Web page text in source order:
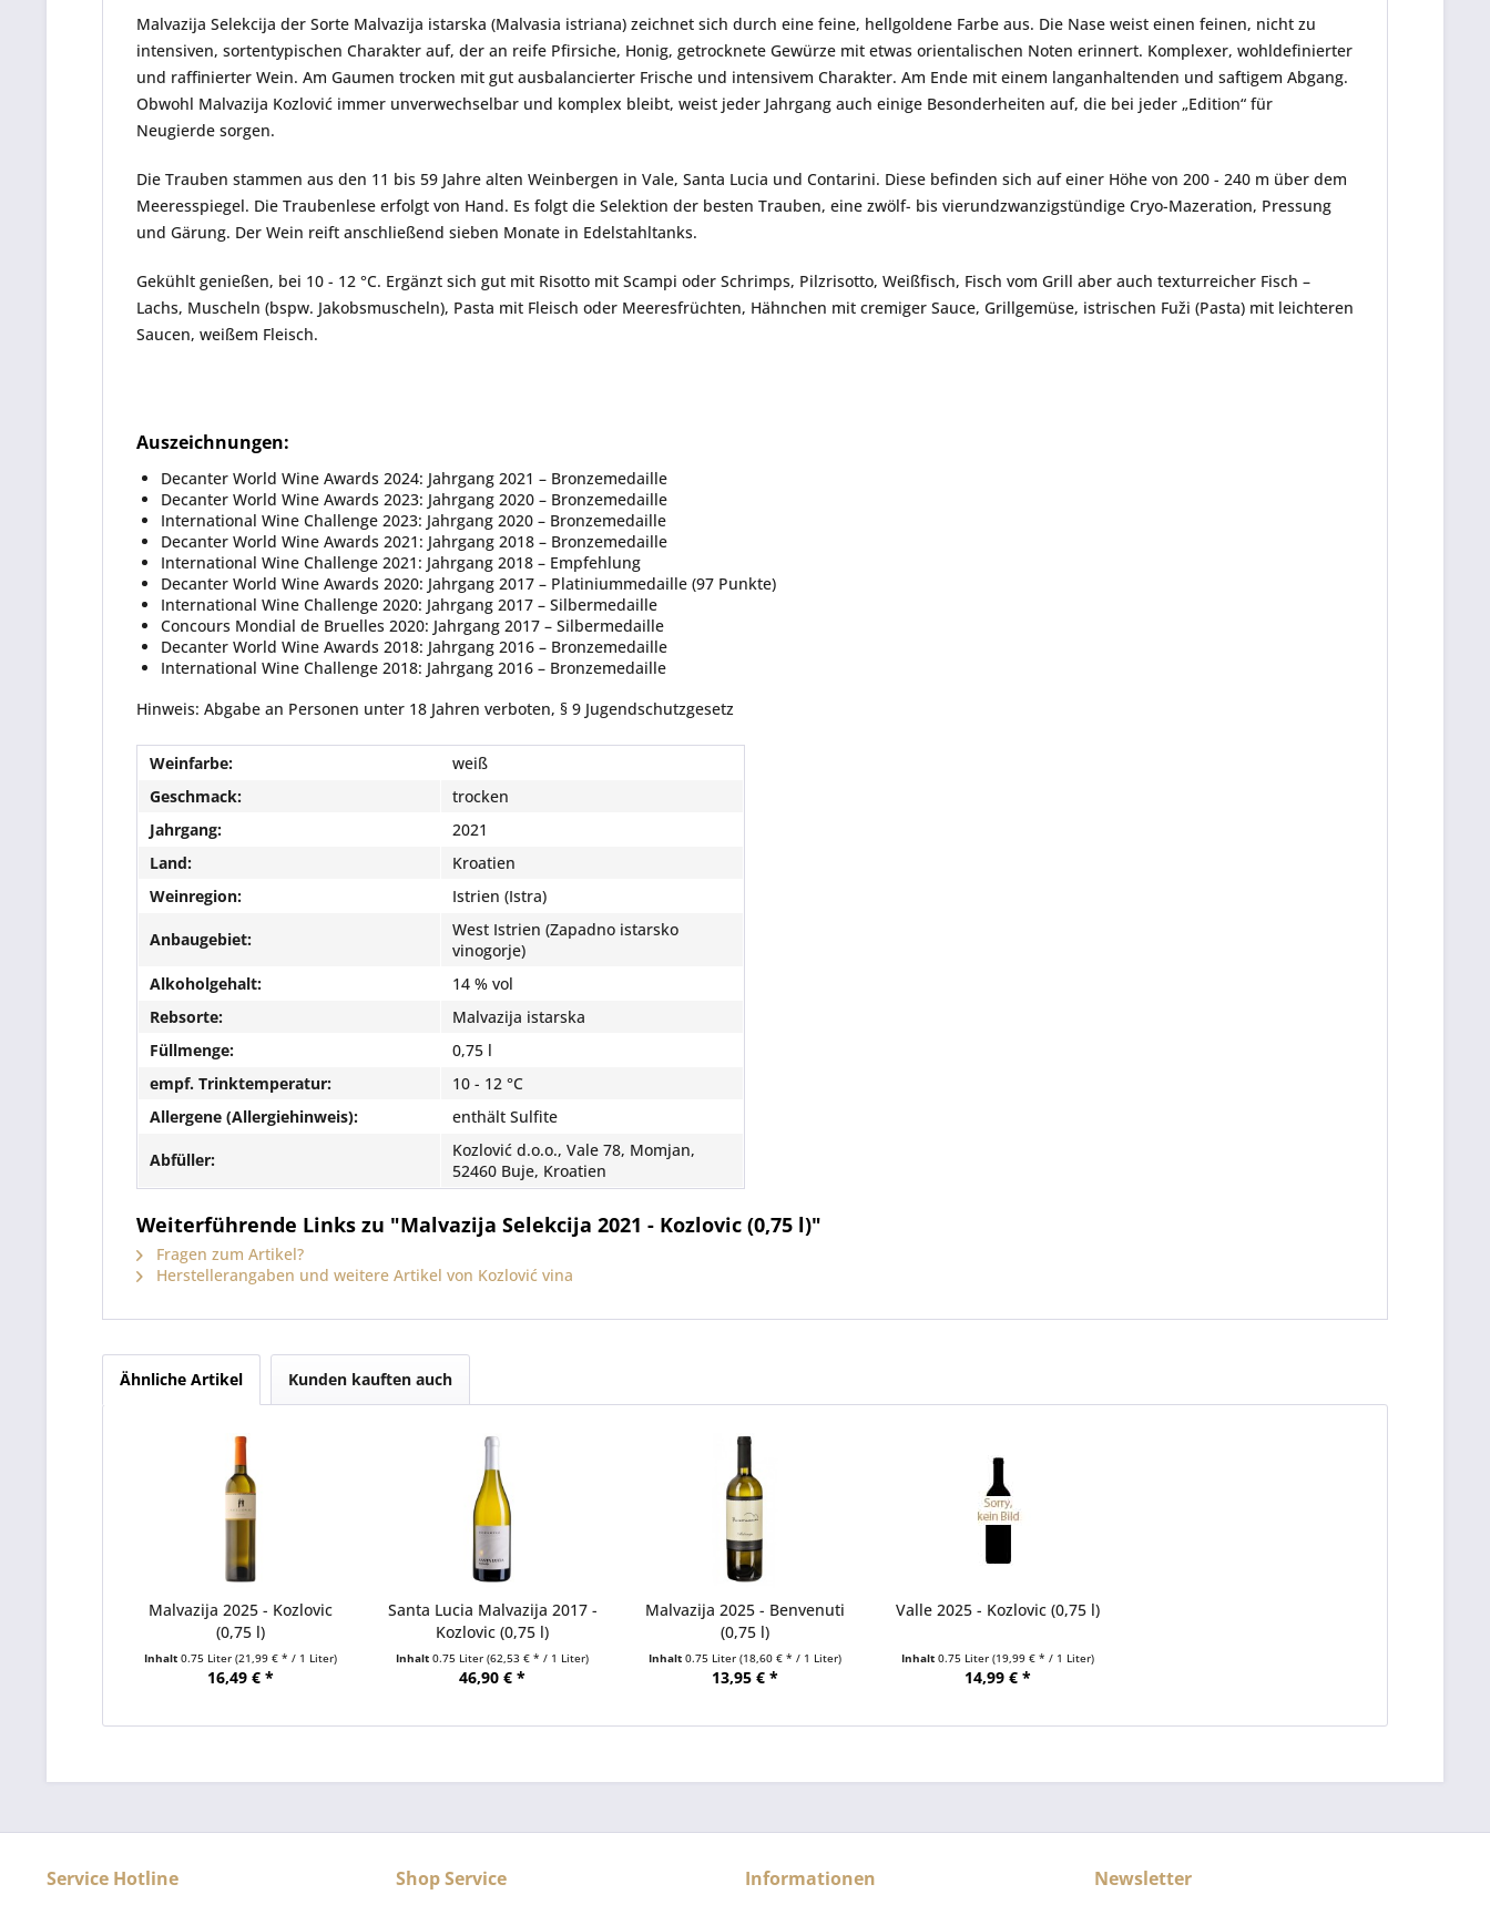
Malvazija Selekcija der Sorte Malvazija istarska (Malvasia istriana) zeichnet sich durch eine feine, hellgoldene Farbe aus. Die Nase weist einen feinen, nicht zu
intensiven, sortentypischen Charakter auf, der an reife Pfirsiche, Honig, getrocknete Gewürze mit etwas orientalischen Noten erinnert. Komplexer, wohldefinierter
und raffinierter Wein. Am Gaumen trocken mit gut ausbalancierter Frische und intensivem Charakter. Am Ende mit einem langanhaltenden und saftigem Abgang.
Obwohl Malvazija Kozlović immer unverwechselbar und komplex bleibt, weist jeder Jahrgang auch einige Besonderheiten auf, die bei jeder „Edition“ für
Neugierde sorgen.
Die Trauben stammen aus den 11 bis 59 Jahre alten Weinbergen in Vale, Santa Lucia und Contarini. Diese befinden sich auf einer Höhe von 200 - 240 m über dem
Meeresspiegel. Die Traubenlese erfolgt von Hand. Es folgt die Selektion der besten Trauben, eine zwölf- bis vierundzwanzigstündige Cryo-Mazeration, Pressung
und Gärung. Der Wein reift anschließend sieben Monate in Edelstahltanks.
Gekühlt genießen, bei 10 - 12 °C. Ergänzt sich gut mit Risotto mit Scampi oder Schrimps, Pilzrisotto, Weißfisch, Fisch vom Grill aber auch texturreicher Fisch –
Lachs, Muscheln (bspw. Jakobsmuscheln), Pasta mit Fleisch oder Meeresfrüchten, Hähnchen mit cremiger Sauce, Grillgemüse, istrischen Fuži (Pasta) mit leichteren
Saucen, weißem Fleisch.
Auszeichnungen:
Decanter World Wine Awards 2024: Jahrgang 2021 – Bronzemedaille
Decanter World Wine Awards 2023: Jahrgang 2020 – Bronzemedaille
International Wine Challenge 2023: Jahrgang 2020 – Bronzemedaille
Decanter World Wine Awards 2021: Jahrgang 2018 – Bronzemedaille
International Wine Challenge 2021: Jahrgang 2018 – Empfehlung
Decanter World Wine Awards 2020: Jahrgang 2017 – Platiniummedaille (97 Punkte)
International Wine Challenge 2020: Jahrgang 2017 – Silbermedaille
Concours Mondial de Bruelles 2020: Jahrgang 2017 – Silbermedaille
Decanter World Wine Awards 2018: Jahrgang 2016 – Bronzemedaille
International Wine Challenge 2018: Jahrgang 2016 – Bronzemedaille
Hinweis: Abgabe an Personen unter 18 Jahren verboten, § 9 Jugendschutzgesetz
Weinfarbe:
weiß
Geschmack:
trocken
Jahrgang:
2021
Land:
Kroatien
Weinregion:
Istrien (Istra)
Anbaugebiet:
West Istrien (Zapadno istarsko
vinogorje)
Alkoholgehalt:
14 % vol
Rebsorte:
Malvazija istarska
Füllmenge:
0,75 l
empf. Trinktemperatur:
10 - 12 °C
Allergene (Allergiehinweis):
enthält Sulfite
Abfüller:
Kozlović d.o.o., Vale 78, Momjan,
52460 Buje, Kroatien
Weiterführende Links zu "Malvazija Selekcija 2021 - Kozlovic (0,75 l)"
Fragen zum Artikel?
Herstellerangaben und weitere Artikel von Kozlović vina
Ähnliche Artikel Kunden kauften auch
Malvazija 2025 - Kozlovic
(0,75 l)
Inhalt 0.75 Liter (21,99 € * / 1 Liter)
16,49 € *
Santa Lucia Malvazija 2017 -
Kozlovic (0,75 l)
Inhalt0.75 Liter(62,53 € * / 1 Liter)
46,90 € *
Malvazija 2025 - Benvenuti
(0,75 l)
Inhalt 0.75 Liter (18,60 € * / 1 Liter)
13,95 € *
Valle 2025 - Kozlovic (0,75 l)
Inhalt 0.75 Liter (19,99 € * / 1 Liter)
14,99 € *
Service Hotline Shop Service Informationen Newsletter